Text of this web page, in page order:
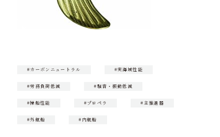
#カーボンニュートラル #実海域性能
#労務負荷低減 #騒音・振動低減
#操船性能 #プロペラ #主推進器
#外航船 #内航船